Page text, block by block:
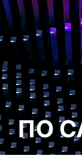
Стратегия
История
История
Контакты
НАУКА
ПО